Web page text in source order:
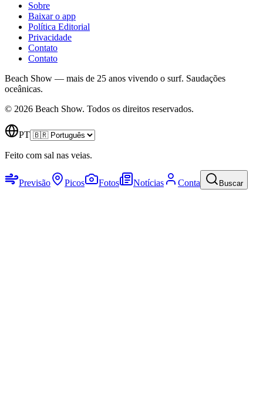
Sobre
Baixar o app
Política Editorial
Privacidade
Contato
Contato
Beach Show — mais de 25 anos vivendo o surf. Saudações
oceânicas.
© 2026 Beach Show. Todos os direitos reservados.
PT
Feito com sal nas veias.
Previsão Picos Fotos Notícias Conta Buscar